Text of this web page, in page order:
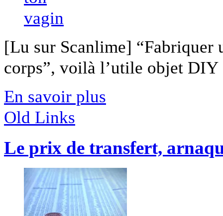
[Lu sur Scanlime] “Fabriquer
corps”, voilà l’utile objet
En savoir plus
Old Links
Le prix de transfert,